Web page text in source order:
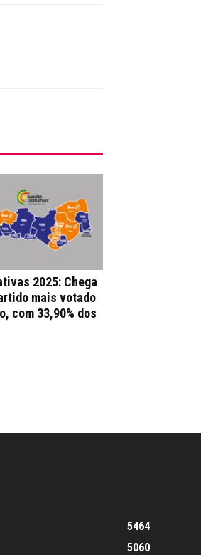
2025: Chega
mais votado
com 33,90% dos
5464
5060